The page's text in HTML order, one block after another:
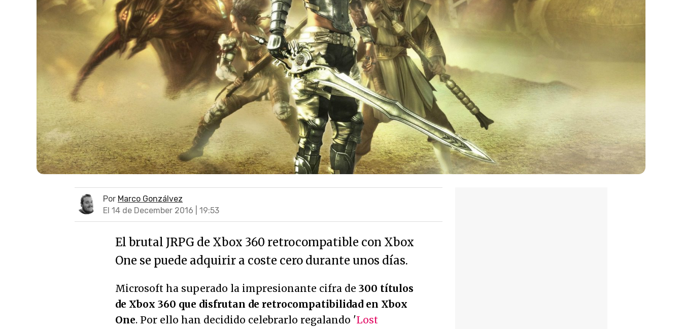
Por Marco Gonzálvez
El 14 de December 2016 | 19:53
El brutal JRPG de Xbox 360 retrocompatible con Xbox
One se puede adquirir a coste cero durante unos días.
Microsoft ha superado la impresionante cifra de 300 títulos
de Xbox 360 que disfrutan de retrocompatibilidad en Xbox
One. Por ello han decidido celebrarlo regalando 'Lost